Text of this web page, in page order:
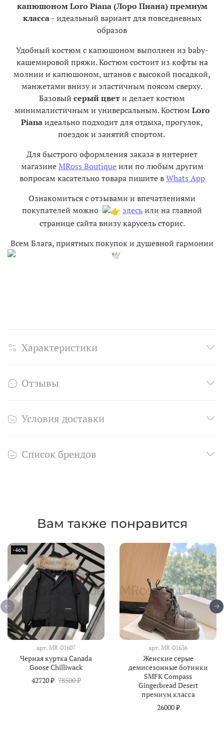
капюшоном Loro Piana (Лоро Пиана) премиум
класса - идеальный вариант для повседневных
образов
Удобный костюм с капюшоном выполнен из baby-
кашемировой пряжи. Костюм состоит из кофты на
молнии и капюшоном, штанов с высокой посадкой,
манжетами внизу и эластичным поясом сверху.
Базовый серый цвети делает костюм
минималистичным и универсальным. Костюм Loro
Pianaидеально подходит для отдыха, прогулок,
поездок и занятий спортом.
Для быстрого оформления заказа в интернет
магазинеMRoss Boutiqueили по любым другим
вопросам касательно товара пишите вWhats App
Ознакомиться с отзывами и впечатлениями
покупателей можно
здесьили на главной
странице сайта внизу карусель сторис.
Всем Блага, приятных покупок и душевной гармонии
Характеристики
Отзывы
Условия доставки
Список брендов
Вам также понравится
-46%
арт. MR-01607
Черная куртка Canada
Goose Chilliwack
42720 ₽ 78500 ₽
арт. MR-01636
Женские серые
демисезонные ботинки
SMFK Compass
Gingerbread Desert
премиум класса
26000 ₽